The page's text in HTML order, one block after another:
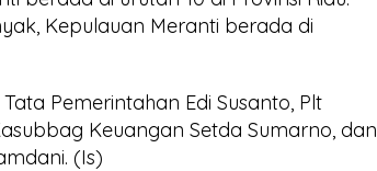
Kepulauan Meranti berada di
Pemerintahan Edi Susanto, Plt
Keuangan Setda Sumarno, dan
(Is)